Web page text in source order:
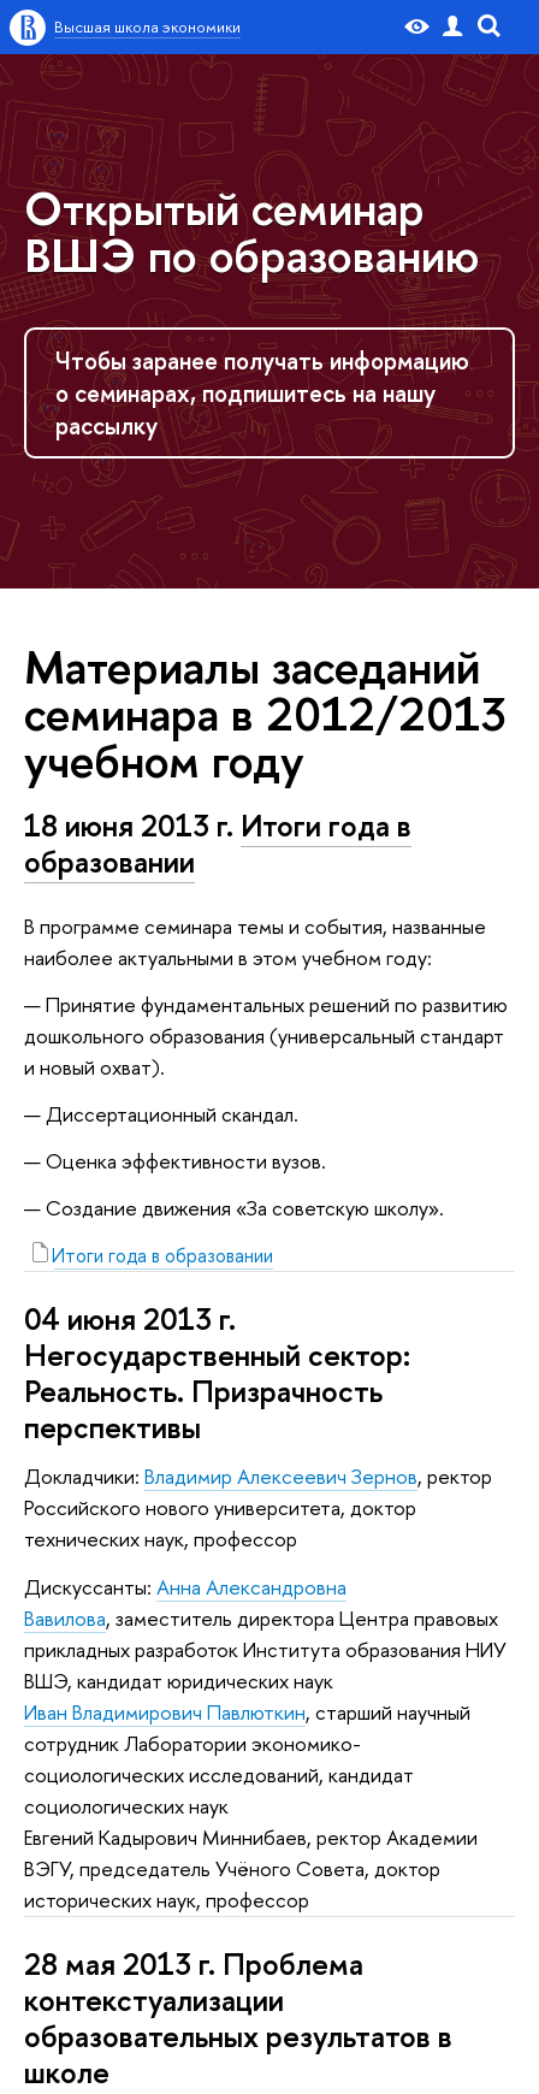
Высшая школа экономики
Открытый семинар
ВШЭ по образованию
Чтобы заранее получать информацию
о семинарах, подпишитесь на нашу
рассылку
Материалы заседаний
семинара в 2012/2013
учебном году
18 июня 2013 г. Итоги года в
образовании
В программе семинара темы и события, названные
наиболее актуальными в этом учебном году:
Принятие фундаментальных решений по развитию
дошкольного образования (универсальный стандарт
и новый охват).
Диссертационный скандал.
Оценка эффективности вузов.
Создание движения «За советскую школу».
Итоги года в образовании
04 июня 2013 г.
Негосударственный сектор:
Реальность. Призрачность
перспективы
Докладчики: Владимир Алексеевич Зернов, ректор
Российского нового университета, доктор
технических наук, профессор
Дискуссанты: Анна Александровна
Вавилова, заместитель директора Центра правовых
прикладных разработок Института образования НИУ
ВШЭ, кандидат юридических наук
Иван Владимирович Павлюткин, старший научный
сотрудник Лаборатории экономико-
социологических исследований, кандидат
социологических наук
Евгений Кадырович Миннибаев, ректор Академии
ВЭГУ, председатель Учёного Совета, доктор
исторических наук, профессор
28 мая 2013 г. Проблема
контекстуализации
образовательных результатов в
школе